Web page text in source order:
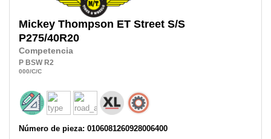
Mickey Thompson ET Street S/S
P275/40R20
Competencia
P BSW R2
000/C/C
Número de pieza: 0106081260928006400